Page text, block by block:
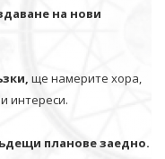
на нови
ще намерите хора,
интереси.
планове заедно.